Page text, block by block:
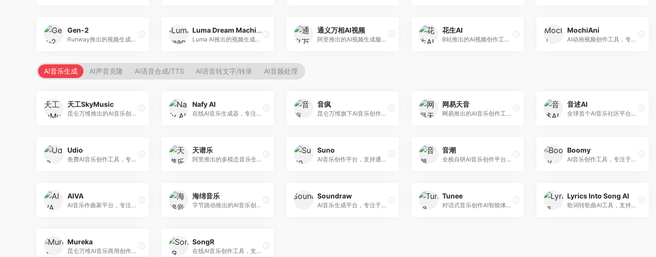
Gen-2
Runway推出的视频生成模型，专注于文生视频和视频风格转换。面向影视制作人和创意工作者，支持文本到视频、图像到视频等多种生成模式，视频质量专业级。
Luma Dream Machine
Luma AI推出的视频生成工具，专注于高质量视频创作。面向影视创作者和内容生产者，支持文生视频、图生视频，视频质量高，物理运动流畅自然。
通义万相AI视频
阿里推出的AI视频生成服务，整合图像与视频创作能力。面向电商和营销从业者，支持商品视频生成、营销视频制作等服务，商业应用场景丰富。
花生AI
B站推出的AI视频创作工具，专注于短视频内容生成。面向B站创作者，支持视频生成、视频编辑等功能，与B站平台深度整合，创作效率高。
MochiAni
AI动画视频创作工具，专注于动画内容生成。面向动画创作者和二次元内容生产者，支持动画风格视频生成，动画效果流畅，适合动漫内容创作。
AI音乐生成 AI声音克隆 AI语音合成/TTS AI语音转文字/转录 AI音频处理
天工SkyMusic
昆仑万维推出的AI音乐创作平台，基于天工大模型。面向音乐创作者，支持歌词生成、旋律创作、音乐编曲等服务，中文音乐创作能力强。
Nafy AI
在线AI音乐生成器，专注于快速音乐创作。面向内容创作者，支持多种风格音乐生成，操作简便，生成速度快，适合快速配乐需求。
音疯
昆仑万维旗下AI音乐创作平台，专注于音乐内容生成。面向音乐爱好者和内容创作者，提供多种风格音乐生成，操作简便，创作速度快。
网易天音
网易推出的AI音乐创作工具，支持作词、作曲与编曲。面向音乐爱好者和独立音乐人，提供歌词生成、旋律创作、编曲制作等服务，与网易云音乐生态深度整合。
音述AI
全球首个AI音乐社区平台，整合创作与分享功能。面向音乐创作者和爱好者，提供音乐创作、作品分享、社区交流等服务，社区氛围活跃。
Udio
免费AI音乐创作工具，专注于高质量音乐生成。面向音乐创作者和内容制作者，支持多种音乐风格生成，音质专业，创作自由度高，适合专业音乐制作场景。
天谱乐
阿里推出的多模态音乐生成平台，整合音频与文本理解能力。面向内容创作者，支持歌词生成、旋律创作、音乐编辑等服务，与阿里生态深度整合。
Suno
AI音乐创作平台，支持通过文字描述生成完整歌曲，包含歌词、旋律和人声。面向音乐爱好者、内容创作者和独立音乐人，操作门槛低，创作速度快，支持多种音乐风格，为音乐创作带来全新可能。
音潮
全栈自研AI音乐创作平台，支持从创作到发布的完整流程。面向独立音乐人和音乐工作室，提供作词作曲、编曲混音、音乐发布等服务，创作工具专业。
Boomy
AI音乐创作工具，专注于快速音乐生成与发布。面向音乐爱好者和业余创作者，支持一键生成原创音乐，可直接发布到音乐平台，创作门槛低。
AIVA
AI音乐作曲家平台，专注于古典和影视配乐创作。面向影视制作人和游戏开发者，提供原创音乐生成、配乐定制等服务，音乐风格专业，适合影视游戏配乐。
海绵音乐
字节跳动推出的AI音乐创作平台，支持多风格音乐生成。面向内容创作者和音乐爱好者，提供歌词创作、旋律生成、编曲制作等服务，创作效率高，适合短视频配乐。
Soundraw
AI音乐生成平台，专注于免版税音乐创作。面向视频创作者和内容制作者，提供背景音乐生成、音乐定制等服务，音乐版权清晰，适合视频配乐场景。
Tunee
对话式音乐创作AI智能体，支持自然语言交互创作。面向音乐爱好者，通过对话方式完成音乐创作，交互体验友好，创作过程直观。
Lyrics Into Song AI
歌词转歌曲AI工具，支持将歌词转化为完整歌曲。面向歌词创作者和音乐爱好者，提供歌词谱曲、编曲制作等服务，歌词音乐化效率高。
Mureka
昆仑万维AI音乐商用创作平台，专注于商业音乐授权。面向企业和商业用户，提供版权音乐生成、商用授权等服务，音乐版权清晰，商业应用安全。
SongR
在线AI音乐创作工具，支持歌词与旋律一体化生成。面向内容创作者和音乐爱好者，提供歌词创作、旋律生成、音乐制作等服务，操作简便，创作速度快。